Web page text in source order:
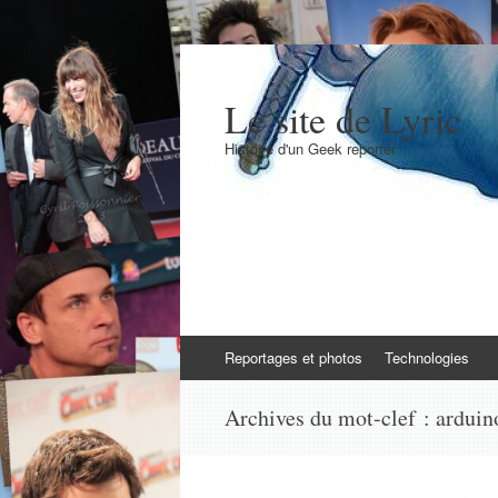
Le site de Lyric
Histoire d'un Geek reporter
au
Reportages et photos Technologies
Archives du mot-clef :